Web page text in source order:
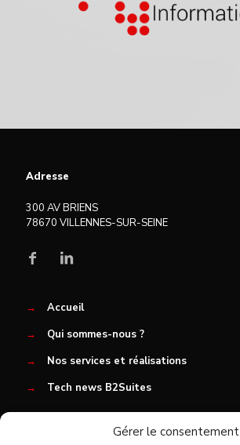
Gérer le consentement
Adresse
300 AV BRIENS
78670 VILLENNES-SUR-SEINE
→
Accueil
→
Qui sommes-nous ?
→
Nos services et réalisations
→
Tech news B2Suites
Nous rejoindre